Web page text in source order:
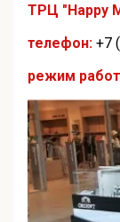
ТРЦ "Happy
телефон: +7
режим